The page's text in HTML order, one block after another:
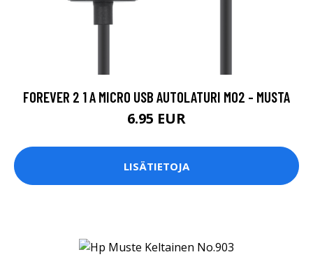
FOREVER 2 1 A MICRO USB AUTOLATURI M02 - MUSTA
6.95 EUR
LISÄTIETOJA